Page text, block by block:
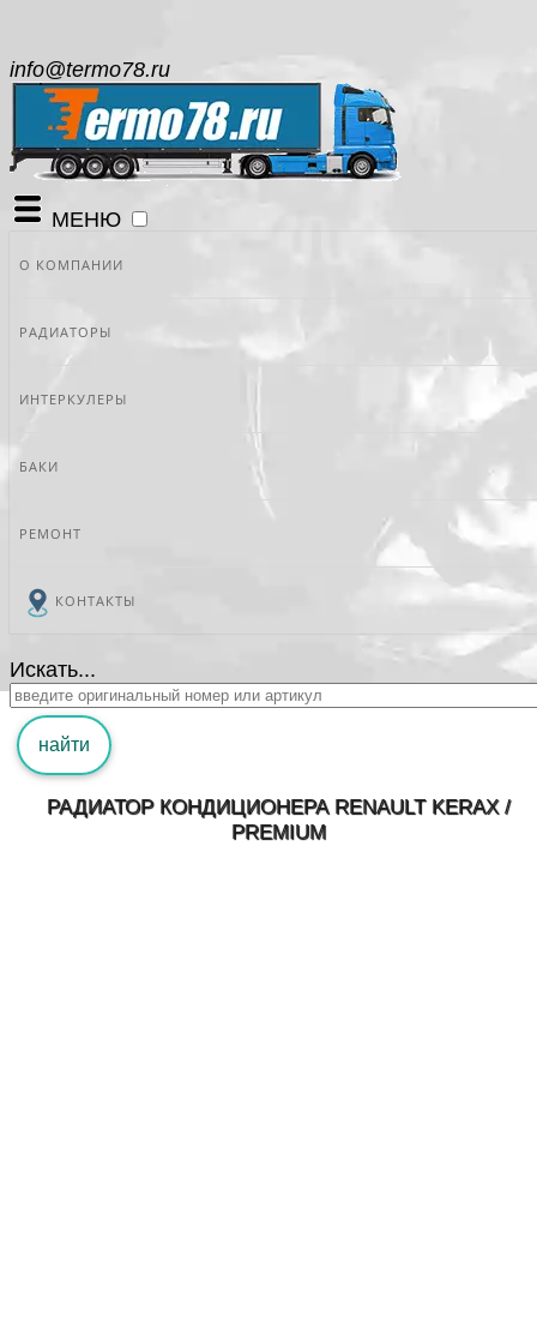
info@termo78.ru
МЕНЮ
О КОМПАНИИ
РАДИАТОРЫ
ИНТЕРКУЛЕРЫ
БАКИ
РЕМОНТ
КОНТАКТЫ
Искать...
найти
РАДИАТОР КОНДИЦИОНЕРА RENAULT KERAX /
PREMIUM